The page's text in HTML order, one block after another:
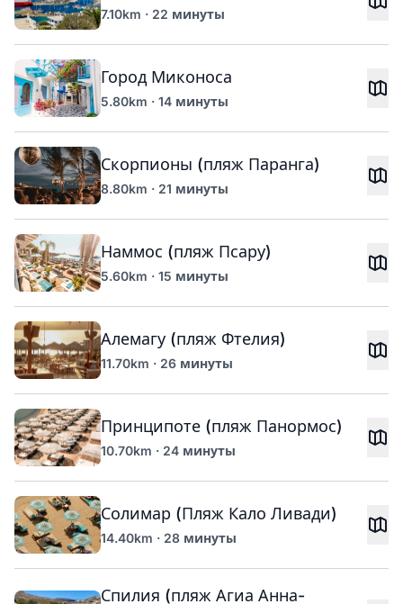
7.10km · 22 минуты
Город Миконоса
5.80km · 14 минуты
Скорпионы (пляж Паранга)
8.80km · 21 минуты
Наммос (пляж Псару)
5.60km · 15 минуты
Алемагу (пляж Фтелия)
11.70km · 26 минуты
Принципоте (пляж Панормос)
10.70km · 24 минуты
Солимар (Пляж Кало Ливади)
14.40km · 28 минуты
Спилия (пляж Агиа Анна-